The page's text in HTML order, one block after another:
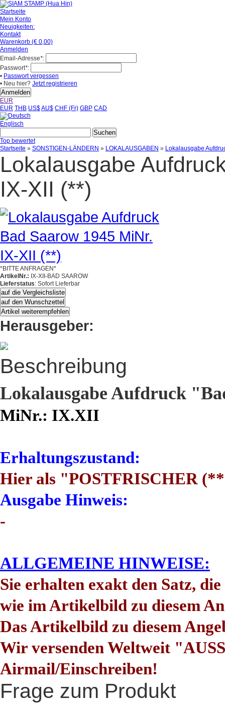
Startseite
Mein Konto
Neuigkeiten:
Kontakt
Warenkorb (€ 0,00)
Anmelden
Email-Adresse*:
Passwort*:
• Passwort vergessen
• Neu hier? Jetzt registrieren
EUR
EUR THB US$AU$ CHF (Fr) GBP CAD
Englisch
Top bewertet
Startseite » SONSTIGEN-LÄNDERN » LOKALAUSGABEN » Lokalausgabe
Lokalausgabe
IX-XII (**)
*BITTE ANFRAGEN*
ArtikelNr.: IX-XII-BAD SAAROW
Lieferstatus: Sofort Lieferbar
auf die Vergleichsliste
auf den Wunschzettel
Artikel weiterempfehlen
Herausgeber:
Beschreibung
Lokalausgabe Aufdruck
MiNr.: IX.XII
Erhaltungszustand:
Hier als "POSTFRISCHER
Ausgabe Hinweis:
-
ALLGEMEINE HINWEISE:
Sie erhalten exakt den Satz,
wie im Artikelbild zu diesem
Das Artikelbild zu diesem
Wir versenden Weltweit
Airmail/Einschreiben!
Frage zum Produkt